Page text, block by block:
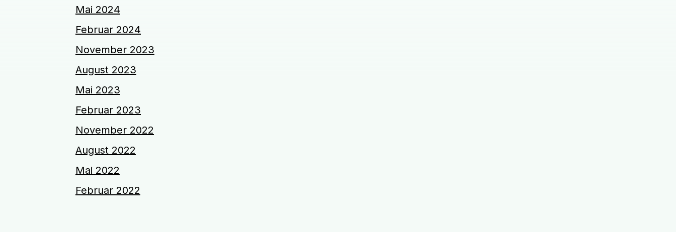
Mai 2024
Februar 2024
November 2023
August 2023
Mai 2023
Februar 2023
November 2022
August 2022
Mai 2022
Februar 2022